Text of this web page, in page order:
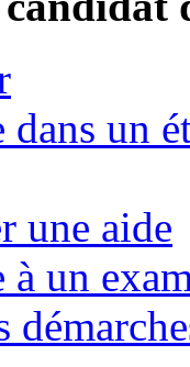
dans un
une aide
à un